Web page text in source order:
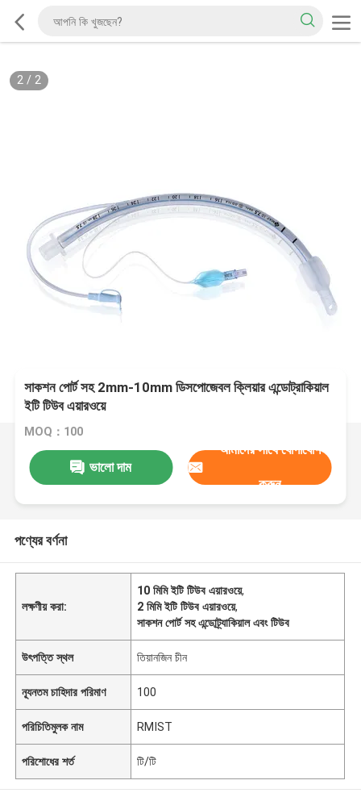
2/ 2
সাকশন পোর্ট সহ 2mm-10mm ডিসপোজেবল ক্লিয়ার এন্ডোট্রাকিয়াল
ইটি টিউব এয়ারওয়ে
MOQ：100
ভালো দাম
আমাদের সাথে যোগাযোগ
করুন
পণ্যের বর্ণনা
লক্ষণীয় করা:
10 মিমি ইটি টিউব এয়ারওয়ে,
2 মিমি ইটি টিউব এয়ারওয়ে,
সাকশন পোর্ট সহ এন্ডোট্র্যাকিয়াল এবং টিউব
উৎপত্তি স্থল তিয়ানজিন চীন
ন্যূনতম চাহিদার পরিমাণ 100
পরিচিতিমুলক নাম RMIST
পরিশোধের শর্ত টি/টি